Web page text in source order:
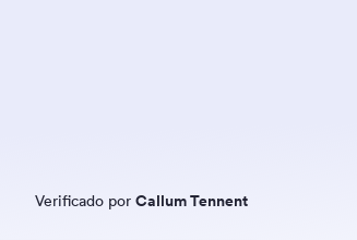
Verificado por Callum Tennent